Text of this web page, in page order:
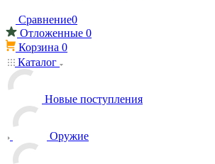
Сравнение0
Отложенные 0
Корзина 0
Каталог
Новые поступления
Оружие